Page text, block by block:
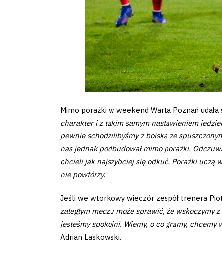
Akademia
Aktualności
Mimo porażki w weekend Warta Poznań
charakter i z takim samym nastawieniem
pewnie schodzilibyśmy z boiska ze
nas jednak podbudował mimo porażki.
chcieli jak najszybciej się odkuć. Porażki uczą
nie powtórzy.
Jeśli we wtorkowy wieczór zespół trenera
zaległym meczu może sprawić, że
jesteśmy spokojni. Wiemy, o co gramy,
Adrian Laskowski.